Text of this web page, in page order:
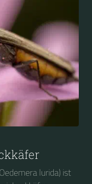
lurida) ist